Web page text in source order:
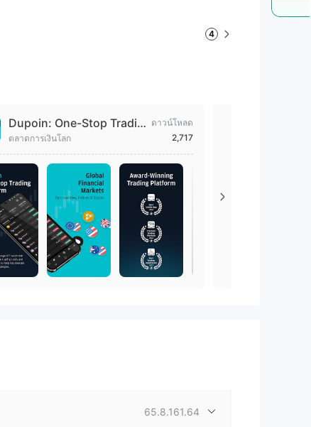
4
Dupoin: One-Stop Tradin
g App
ตลาดการเงินโลก
ดาวน์โหลด
2,717
65.8.161.64